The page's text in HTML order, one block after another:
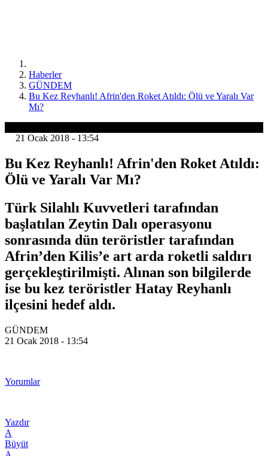
Haberler
GÜNDEM
Bu Kez Reyhanlı! Afrin'den Roket Atıldı: Ölü ve Yaralı Var
Mı?
21 Ocak 2018 - 13:54
Bu Kez Reyhanlı! Afrin'den Roket Atıldı:
Ölü ve Yaralı Var Mı?
Türk Silahlı Kuvvetleri tarafından
başlatılan Zeytin Dalı operasyonu
sonrasında dün teröristler tarafından
Afrin’den Kilis’e art arda roketli saldırı
gerçekleştirilmişti. Alınan son bilgilerde
ise bu kez teröristler Hatay Reyhanlı
ilçesini hedef aldı.
GÜNDEM
21 Ocak 2018 - 13:54
Yorumlar
Yazdır
A
Büyüt